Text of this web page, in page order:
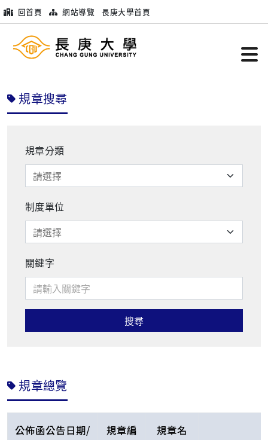
回首頁 網站導覽 長庚大學首頁
規章搜尋
規章分類
制度單位
關鍵字
規章總覽
公佈函公告日期/
規章編
規章名